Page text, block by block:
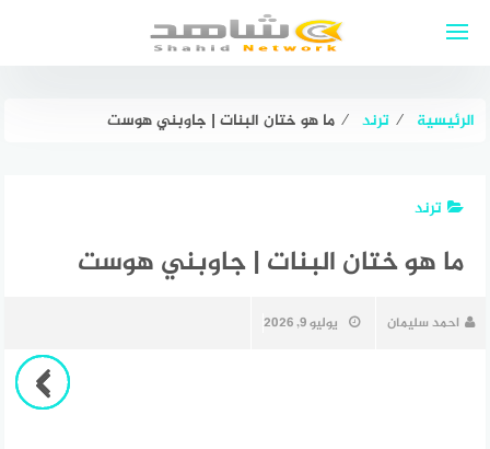
الرئيسية ⁄ ترند ⁄ ما هو ختان البنات | جاوبني هوست
ترند
ما هو ختان البنات | جاوبني هوست
احمد سليمان يوليو 9, 2026